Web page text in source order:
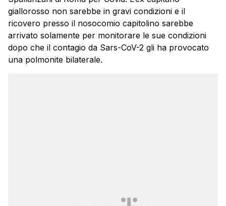
giallorosso non sarebbe in gravi condizioni e il
ricovero presso il nosocomio capitolino sarebbe
arrivato solamente per monitorare le sue condizioni
dopo che il contagio da Sars-CoV-2 gli ha provocato
una polmonite bilaterale.